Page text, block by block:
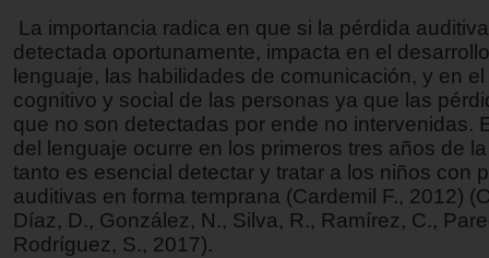
La importancia radica en que si la pérdida
detectada oportunamente, impacta en el
lenguaje, las habilidades de comunicación, y en
cognitivo y social de las personas ya que las
que no son detectadas por ende no intervenidas.
del lenguaje ocurre en los primeros tres años de
tanto es esencial detectar y tratar a los niños con
auditivas en forma temprana (Cardemil F., 2012)
Díaz, D., González, N., Silva, R., Ramírez, C.,
Rodríguez, S., 2017).